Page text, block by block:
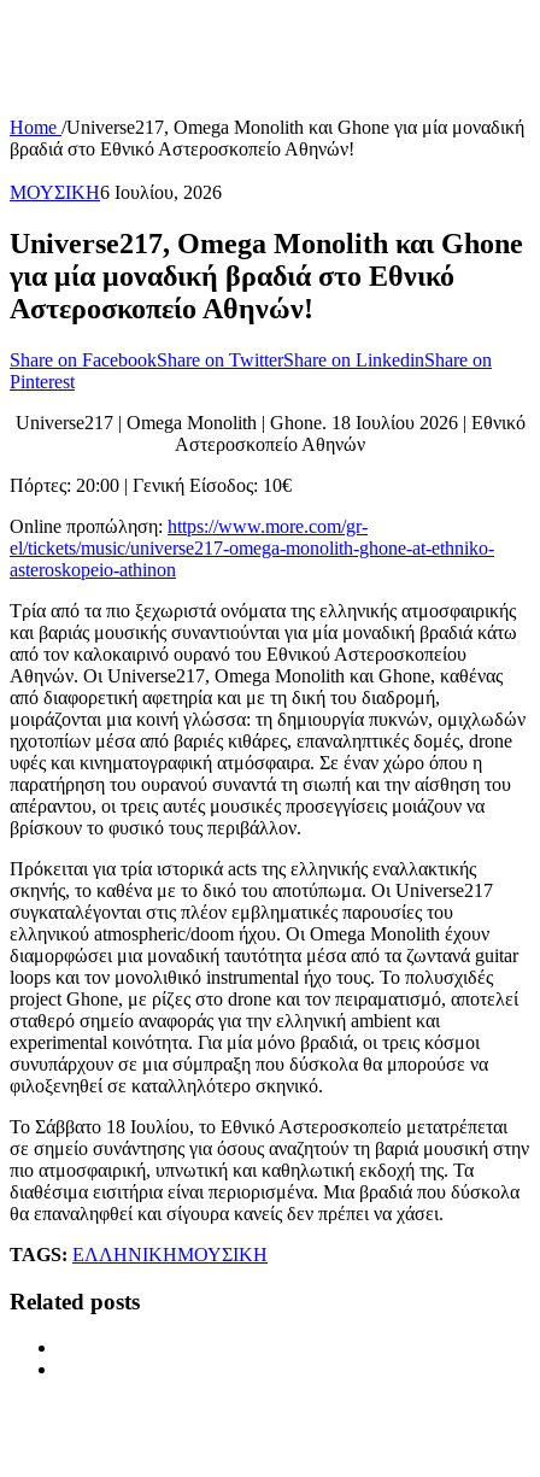
Home /Universe217, Omega Monolith και Ghone για μία μοναδική
βραδιά στο Εθνικό Αστεροσκοπείο Αθηνών!
ΜΟΥΣΙΚΗ6 Ιουλίου, 2026
Universe217, Omega Monolith και Ghone
για μία μοναδική βραδιά στο Εθνικό
Αστεροσκοπείο Αθηνών!
Share on FacebookShare on TwitterShare on LinkedinShare on
Pinterest
Universe217 | Omega Monolith | Ghone. 18 Ιουλίου 2026 | Εθνικό
Αστεροσκοπείο Αθηνών
Πόρτες: 20:00 | Γενική Είσοδος: 10€
Online προπώληση: https://www.more.com/gr-
el/tickets/music/universe217-omega-monolith-ghone-at-ethniko-
asteroskopeio-athinon
Τρία από τα πιο ξεχωριστά ονόματα της ελληνικής ατμοσφαιρικής
και βαριάς μουσικής συναντιούνται για μία μοναδική βραδιά κάτω
από τον καλοκαιρινό ουρανό του Εθνικού Αστεροσκοπείου
Αθηνών. Οι Universe217, Omega Monolith και Ghone, καθένας
από διαφορετική αφετηρία και με τη δική του διαδρομή,
μοιράζονται μια κοινή γλώσσα: τη δημιουργία πυκνών, ομιχλωδών
ηχοτοπίων μέσα από βαριές κιθάρες, επαναληπτικές δομές, drone
υφές και κινηματογραφική ατμόσφαιρα. Σε έναν χώρο όπου η
παρατήρηση του ουρανού συναντά τη σιωπή και την αίσθηση του
απέραντου, οι τρεις αυτές μουσικές προσεγγίσεις μοιάζουν να
βρίσκουν το φυσικό τους περιβάλλον.
Πρόκειται για τρία ιστορικά acts της ελληνικής εναλλακτικής
σκηνής, το καθένα με το δικό του αποτύπωμα. Οι Universe217
συγκαταλέγονται στις πλέον εμβληματικές παρουσίες του
ελληνικού atmospheric/doom ήχου. Οι Omega Monolith έχουν
διαμορφώσει μια μοναδική ταυτότητα μέσα από τα ζωντανά guitar
loops και τον μονολιθικό instrumental ήχο τους. Το πολυσχιδές
project Ghone, με ρίζες στο drone και τον πειραματισμό, αποτελεί
σταθερό σημείο αναφοράς για την ελληνική ambient και
experimental κοινότητα. Για μία μόνο βραδιά, οι τρεις κόσμοι
συνυπάρχουν σε μια σύμπραξη που δύσκολα θα μπορούσε να
φιλοξενηθεί σε καταλληλότερο σκηνικό.
Το Σάββατο 18 Ιουλίου, το Εθνικό Αστεροσκοπείο μετατρέπεται
σε σημείο συνάντησης για όσους αναζητούν τη βαριά μουσική στην
πιο ατμοσφαιρική, υπνωτική και καθηλωτική εκδοχή της. Τα
διαθέσιμα εισιτήρια είναι περιορισμένα. Μια βραδιά που δύσκολα
θα επαναληφθεί και σίγουρα κανείς δεν πρέπει να χάσει.
TAGS: ΕΛΛΗΝΙΚΗΜΟΥΣΙΚΗ
Related posts